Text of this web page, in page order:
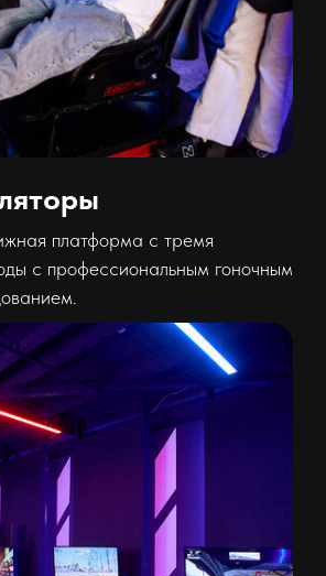
платформа с тремя
с профессиональным гоночным